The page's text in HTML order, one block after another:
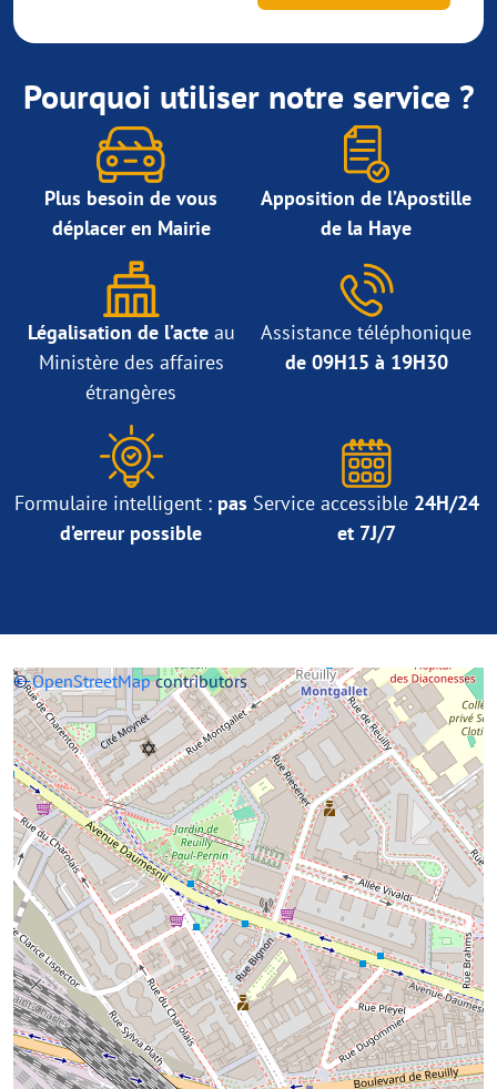
Pourquoi utiliser notre service ?
Plus besoin de vous
déplacer en Mairie
Apposition de l’Apostille
de la Haye
Légalisation de l’acteau
Ministère des affaires
étrangères
Assistance téléphonique
de 09H15 à 19H30
Formulaire intelligent : pas
d’erreur possible
Service accessible 24H/24
et 7J/7
+−
©OpenStreetMapcontributors